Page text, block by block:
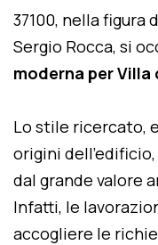
37100, nella
Sergio Rocca, si
moderna per
Lo stile ricercato,
origini
dal grande valore
Infatti, le
accogliere le